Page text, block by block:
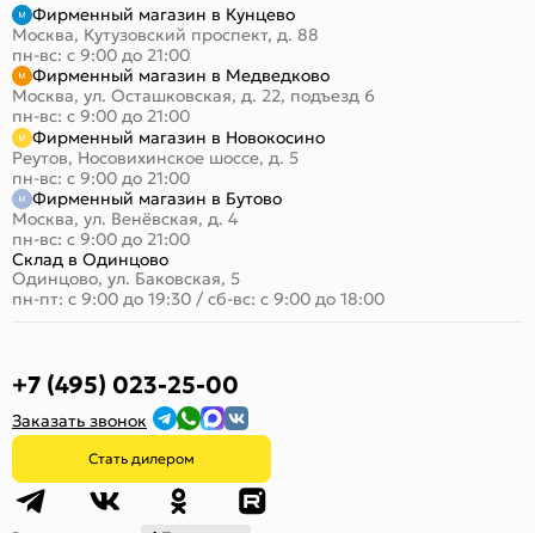
Фирменный магазин в Кунцево
Москва, Кутузовский проспект, д. 88
пн-вс: с 9:00 до 21:00
Фирменный магазин в Медведково
Москва, ул. Осташковская, д. 22, подъезд 6
пн-вс: с 9:00 до 21:00
Фирменный магазин в Новокосино
Реутов, Носовихинское шоссе, д. 5
пн-вс: с 9:00 до 21:00
Фирменный магазин в Бутово
Москва, ул. Венёвская, д. 4
пн-вс: с 9:00 до 21:00
Склад в Одинцово
Одинцово, ул. Баковская, 5
пн-пт: с 9:00 до 19:30 / сб-вс: с 9:00 до 18:00
+7 (495) 023-25-00
Заказать звонок
Стать дилером